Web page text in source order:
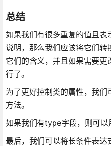
总结
如果我们有很多重复的值且
说明，那么我们应该将它们
它们的含义，并且如果需要
行了。
为了更好控制类的属性，我
方法。
如果我们有type字段，则可以
最后，我们可以将长条件表达